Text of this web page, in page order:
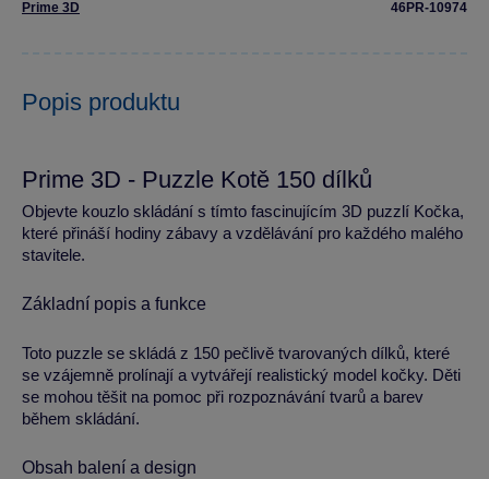
Prime 3D
46PR-10974
Popis produktu
Prime 3D - Puzzle Kotě 150 dílků
Objevte kouzlo skládání s tímto fascinujícím 3D puzzlí Kočka,
které přináší hodiny zábavy a vzdělávání pro každého malého
stavitele.
Základní popis a funkce
Toto puzzle se skládá z 150 pečlivě tvarovaných dílků, které
se vzájemně prolínají a vytvářejí realistický model kočky. Děti
se mohou těšit na pomoc při rozpoznávání tvarů a barev
během skládání.
Obsah balení a design